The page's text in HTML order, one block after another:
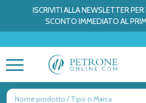
ISCRIVITI ALLA NEWSLETTER PER
SCONTO IMMEDIATO AL
Ricerca